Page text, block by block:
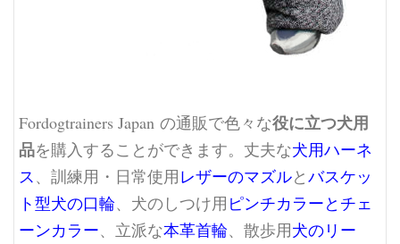
Fordogtrainers Japan の通販で色々な役に立つ犬用
品を購入することができます。丈夫な犬用ハーネ
ス 、訓練用・日常使用レザーのマズルとバスケッ
ト型犬の口輪、犬のしつけ用 ピンチカラーとチェ
ーンカラー、立派な本革首輪、散歩用犬のリー